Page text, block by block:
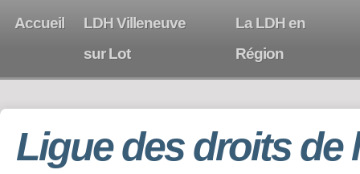
Accueil
LDH Villeneuve
sur Lot
La LDH en
Région
Ligue des droits de